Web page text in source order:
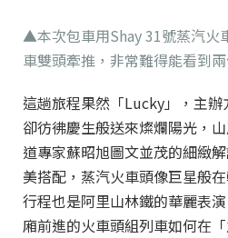
▲本次包車用Shay 31號蒸汽火
車雙頭牽推，非常難得能看到
這趟旅程果然「Lucky」，主
卻彷彿慶生般送來燦爛陽光，
道專家蘇昭旭圖文並茂的細緻
美搭配，蒸汽火車頭像巨星般
行程也是阿里山林鐵的華麗表
廂前進的火車頭組列車如何在